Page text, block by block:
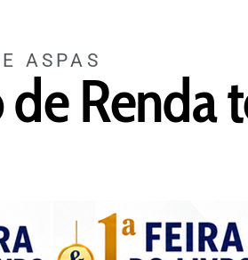
ASPAS
Renda